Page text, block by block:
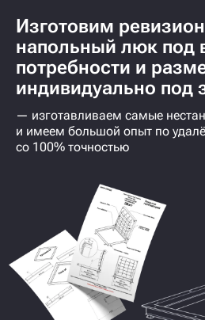
Изготовим
напольный люк под
потребности и
индивидуально под
— изготавливаем самые
и имеем большой опыт по
со 100% точностью